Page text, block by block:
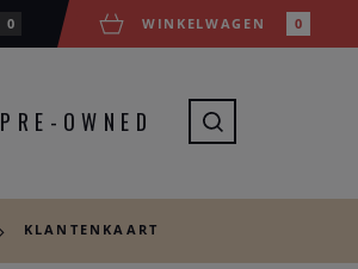
0 WINKELWAGEN 0
PRE-OWNED
KLANTENKAART